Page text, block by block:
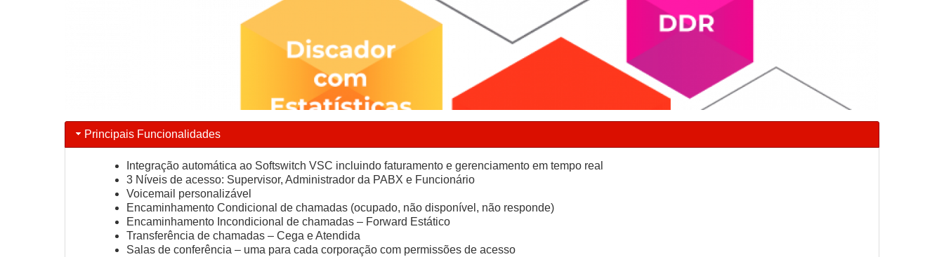
Principais Funcionalidades
Integração automática ao Softswitch VSC incluindo faturamento e gerenciamento em tempo real
3 Níveis de acesso: Supervisor, Administrador da PABX e Funcionário
Voicemail personalizável
Encaminhamento Condicional de chamadas (ocupado, não disponível, não responde)
Encaminhamento Incondicional de chamadas – Forward Estático
Transferência de chamadas – Cega e Atendida
Salas de conferência – uma para cada corporação com permissões de acesso